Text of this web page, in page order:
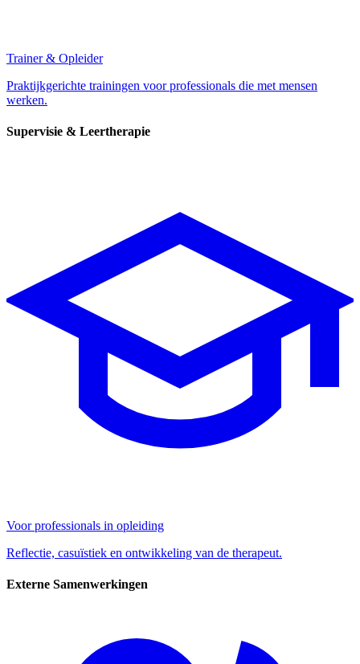
Trainer & Opleider
Praktijkgerichte trainingen voor professionals die met mensen
werken.
Supervisie & Leertherapie
Voor professionals in opleiding
Reflectie, casuïstiek en ontwikkeling van de therapeut.
Externe Samenwerkingen